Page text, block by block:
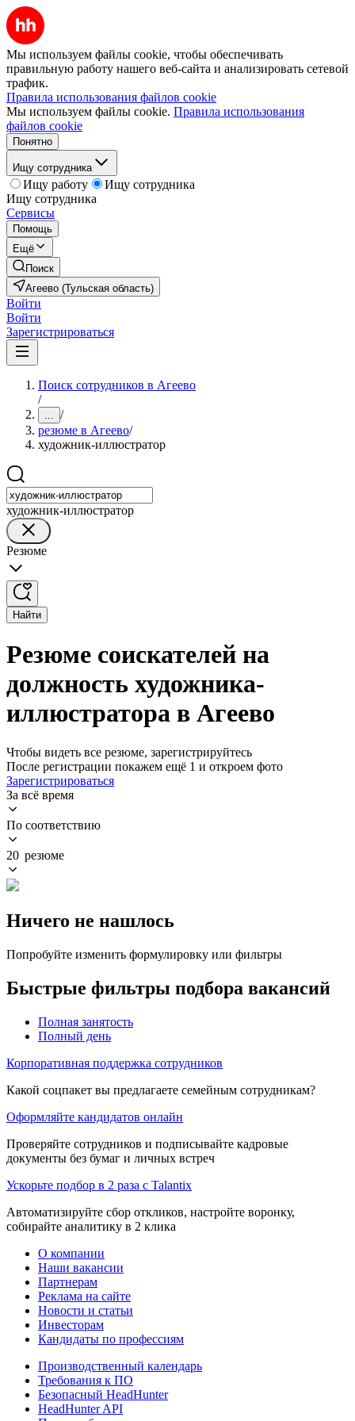
Мы используем файлы cookie, чтобы обеспечивать
правильную работу нашего веб-сайта и анализировать сетевой
трафик.
Правила использования файлов cookie
Мы используем файлы cookie. Правила использования
файлов cookie
Понятно
Ищу сотрудника
Ищу работу
Ищу сотрудника
Ищу сотрудника
Сервисы
Помощь
Ещё
Поиск
Агеево (Тульская область)
Войти
Войти
Зарегистрироваться
Поиск сотрудников в Агеево
/
... /
резюме в Агеево/
художник-иллюстратор
художник-иллюстратор
Резюме
Найти
Резюме соискателей на
должность художника-
иллюстратора в Агеево
Чтобы видеть все резюме, зарегистрируйтесь
После регистрации покажем ещё 1 и откроем фото
Зарегистрироваться
За всё время
По соответствию
20 резюме
Ничего не нашлось
Попробуйте изменить формулировку или фильтры
Быстрые фильтры подбора вакансий
Полная занятость
Полный день
Корпоративная поддержка сотрудников
Какой соцпакет вы предлагаете семейным сотрудникам?
Оформляйте кандидатов онлайн
Проверяйте сотрудников и подписывайте кадровые
документы без бумаг и личных встреч
Ускорьте подбор в 2 раза с Talantix
Автоматизируйте сбор откликов, настройте воронку,
собирайте аналитику в 2 клика
О компании
Наши вакансии
Партнерам
Реклама на сайте
Новости и статьи
Инвесторам
Кандидаты по профессиям
Производственный календарь
Требования к ПО
Безопасный HeadHunter
HeadHunter API